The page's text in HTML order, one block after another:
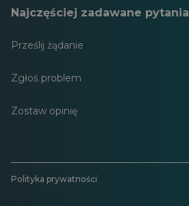
Najczęściej zadawane pytania
Prześlij żądanie
Zgłoś problem
Zostaw opinię
Polityka prywatności